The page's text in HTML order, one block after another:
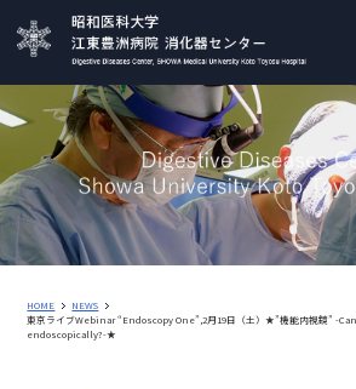
HOME
NEWS
東京ライブWebinar “Endoscopy One”,2月19日（土）★”機能内視鏡” -
endoscopically?-★